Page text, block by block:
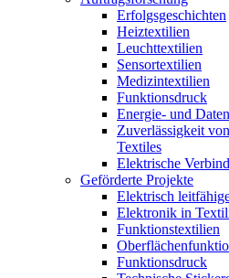
Erfolgsgeschichten
Heiztextilien
Leuchttextilien
Sensortextilien
Medizintextilien
Funktionsdruck
Energie- und
Zuverlässigkeit
Textiles
Elektrische
Geförderte Projekte
Elektrisch
Elektronik in
Funktionstextilien
Funktionsdruck